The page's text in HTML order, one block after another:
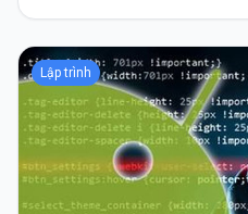
Lập trình